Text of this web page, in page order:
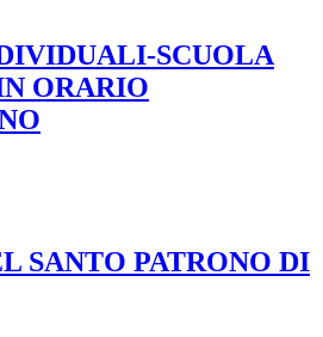
SCUOLA
ORARIO
SANTO PATRONO DI